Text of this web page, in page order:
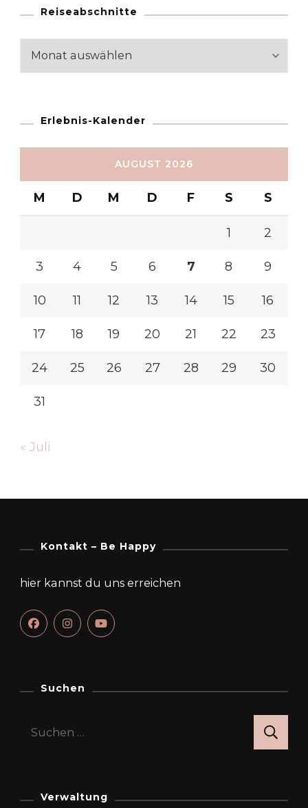
Reiseabschnitte
Reiseabschnitte
Erlebnis-Kalender
AUGUST 2026
M D M D F S S
1 2
3 4 5 6 7 8 9
10 11 12 13 14 15 16
17 18 19 20 21 22 23
24 25 26 27 28 29 30
31
« Juli
Kontakt – Be Happy
hier kannst du uns erreichen
Suchen
Suchen
Verwaltung